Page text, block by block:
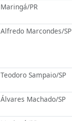
Maringá/PR
Alfredo Marcondes/SP
Teodoro Sampaio/SP
Álvares Machado/SP